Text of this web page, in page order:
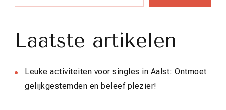
Laatste artikelen
Leuke activiteiten voor singles in Aalst: Ontmoet
gelijkgestemden en beleef plezier!